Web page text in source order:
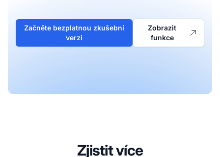
Začněte bezplatnou zkušební
verzi
Zobrazit
funkce
Zjistit více